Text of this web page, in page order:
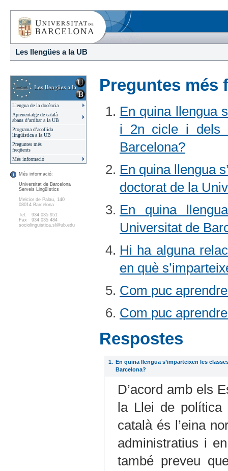
Les llengües a la UB
Llengua de la docència
Aprenentatge de català
abans d’arribar a la UB
Programa d’acollida
lingüística a la UB
Preguntes més
freqüents
Més informació
Més informació:
Universitat de Barcelona
Serveis Lingüístics
Melcior de Palau, 140
08014 Barcelona
Tel.
934 035 951
Fax
934 035 484
sociolinguistica.sl@ub.edu
Preguntes més
En quina llengua
i 2n cicle i dels
Barcelona?
En quina llengua
doctorat de la
En quina
Universitat de
Hi ha alguna
en què
Com puc
Com puc
Respostes
1. En quina llengua s’imparteixen les
Barcelona?
D’acord amb els
la Llei de política
català és l’eina
administratius i
també preveu